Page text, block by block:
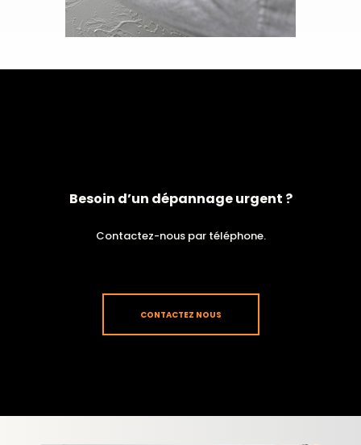
Besoin d’un dépannage urgent ?
Contactez-nous par téléphone.
CONTACTEZ NOUS